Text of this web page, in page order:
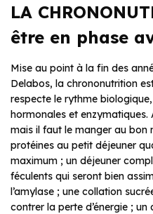
LA
être en phase
Mise au point à la fin des
Delabos, la chrononutrition
respecte le rythme
hormonales et enzymatiques.
mais il faut le manger au bon
protéines au petit déjeuner
maximum ; un déjeuner
féculents qui seront bien
l’amylase ; une collation
contrer la perte d’énergie ;